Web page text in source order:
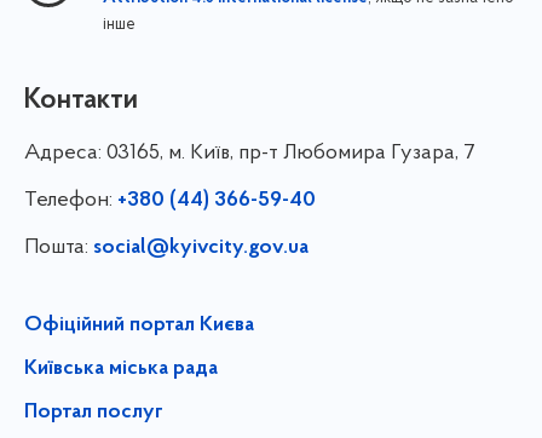
інше
Контакти
Адреса: 03165, м. Київ, пр-т Любомира Гузара, 7
Телефон: +380 (44) 366-59-40
Пошта: social@kyivcity.gov.ua
Офіційний портал Києва
Київська міська рада
Портал послуг